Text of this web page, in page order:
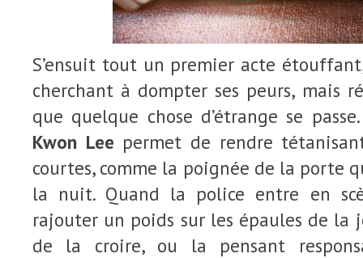
S’ensuit tout un premier acte
cherchant à dompter ses peurs, mais
que quelque chose d’étrange se
Kwon Lee permet de rendre
courtes, comme la poignée de la porte
la nuit. Quand la police entre en
rajouter un poids sur les épaules de la
de la croire, ou la pensant